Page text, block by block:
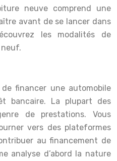
neuve comprend une
avant de se lancer dans
les modalités de
financer une automobile
bancaire. La plupart des
de prestations. Vous
vers des plateformes
au financement de
analyse d’abord la nature